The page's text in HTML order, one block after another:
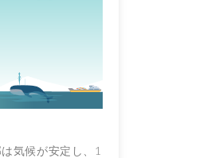
気候が安定し、1